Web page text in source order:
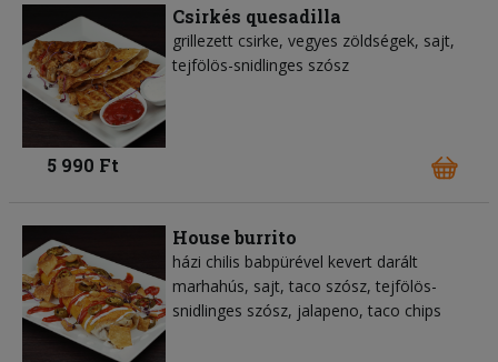
Csirkés quesadilla
grillezett csirke, vegyes zöldségek, sajt,
tejfölös-snidlinges szósz
5 990 Ft
House burrito
házi chilis babpürével kevert darált
marhahús, sajt, taco szósz, tejfölös-
snidlinges szósz, jalapeno, taco chips